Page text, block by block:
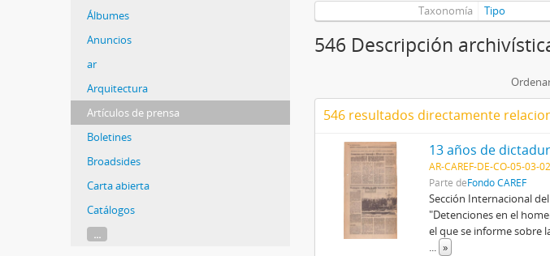
Álbumes
Anuncios
ar
Arquitectura
Artículos de prensa
Boletines
Broadsides
Carta abierta
Catálogos
...
Taxonomía Tipo
546 Descripción
546 resultados directamente
13 años de
AR-CAREF-DE-CO-05-03-
Parte deFondo CAREF
Sección Internacional
"Detenciones en el
el que se informe sobre
... »